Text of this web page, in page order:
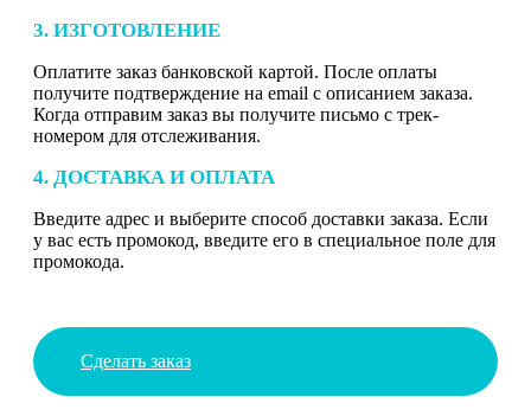
3. ИЗГОТОВЛЕНИЕ
Оплатите заказ банковской картой. После оплаты
получите подтверждение на email с описанием заказа.
Когда отправим заказ вы получите письмо с трек-
номером для отслеживания.
4. ДОСТАВКА И ОПЛАТА
Введите адрес и выберите способ доставки заказа. Если
у вас есть промокод, введите его в специальное поле для
промокода.
Сделать заказ